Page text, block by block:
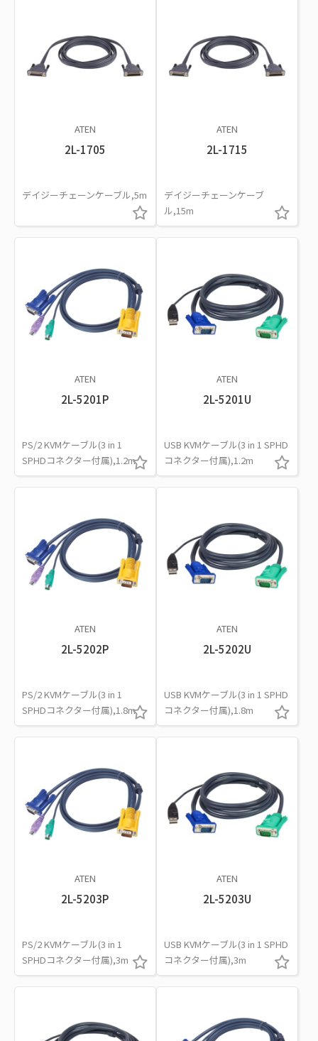
ATEN
2L-1705
デイジーチェーンケーブル,5m
ATEN
2L-1715
デイジーチェーンケーブ
ル,15m
ATEN
2L-5201P
PS/2 KVMケーブル(3 in 1
SPHDコネクター付属),1.2m
ATEN
2L-5201U
USB KVMケーブル(3 in 1 SPHD
コネクター付属),1.2m
ATEN
2L-5202P
PS/2 KVMケーブル(3 in 1
SPHDコネクター付属),1.8m
ATEN
2L-5202U
USB KVMケーブル(3 in 1 SPHD
コネクター付属),1.8m
ATEN
2L-5203P
PS/2 KVMケーブル(3 in 1
SPHDコネクター付属),3m
ATEN
2L-5203U
USB KVMケーブル(3 in 1 SPHD
コネクター付属),3m